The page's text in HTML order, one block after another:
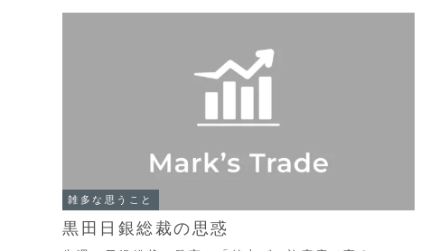
雑多な思うこと
黒田日銀総裁の思惑